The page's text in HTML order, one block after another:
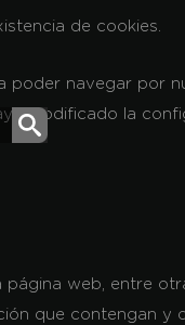
de cookies.
poder navegar por
modificado la
web, entre
que contengan y